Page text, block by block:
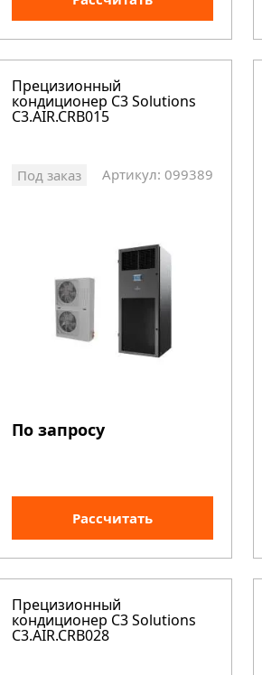
Прецизионный
кондиционер C3 Solutions
C3.AIR.CRB015
Под заказ Артикул: 099389
По запросу
Рассчитать
Прецизионный
кондиционер C3 Solutions
C3.AIR.CRB028